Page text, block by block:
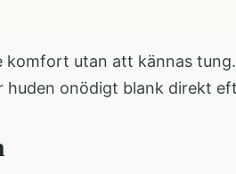
komfort utan att kännas
onödigt blank direkt